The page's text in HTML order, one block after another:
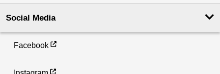
Social Media
Facebook